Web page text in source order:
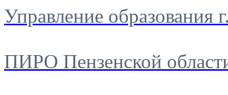
Управление образования
ПИРО Пензенской